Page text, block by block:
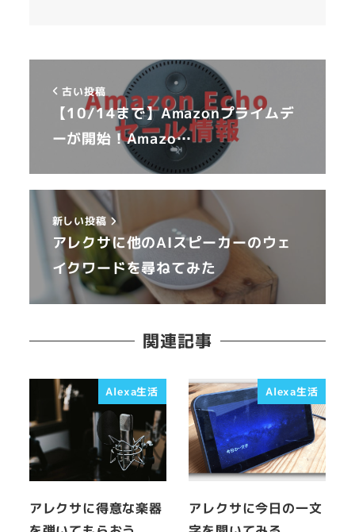
古い投稿
【10/14まで】Amazonプライムデ
ーが開始！Amazo…
新しい投稿
アレクサに他のAIスピーカーのウェ
イクワードを尋ねてみた
関連記事
Alexa生活
アレクサに得意な楽器
Alexa生活
アレクサに今日の一文